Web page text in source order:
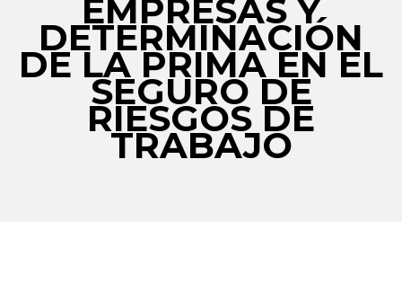
EMPRESAS Y
DETERMINACIÓN
DE LA PRIMA EN EL
SEGURO DE
RIESGOS DE
TRABAJO